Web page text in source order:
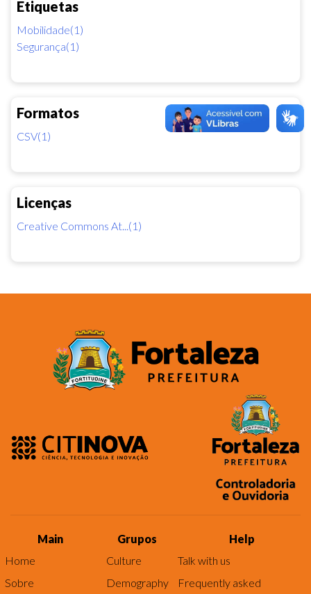
Etiquetas
Mobilidade(1)
Segurança(1)
Formatos
CSV(1)
Licenças
Creative Commons At...(1)
Main
Home
Sobre
Grupos
Culture
Demography
Help
Talk with us
Frequently asked